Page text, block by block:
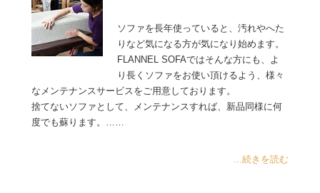
ソファを長年使っていると、汚れやへた
りなど気になる方が気になり始めます。
FLANNEL SOFAではそんな方にも、よ
り長くソファをお使い頂けるよう、様々
なメンテナンスサービスをご用意しております。
捨てないソファとして、メンテナンスすれば、新品同様に何
度でも蘇ります。……
...続きを読む